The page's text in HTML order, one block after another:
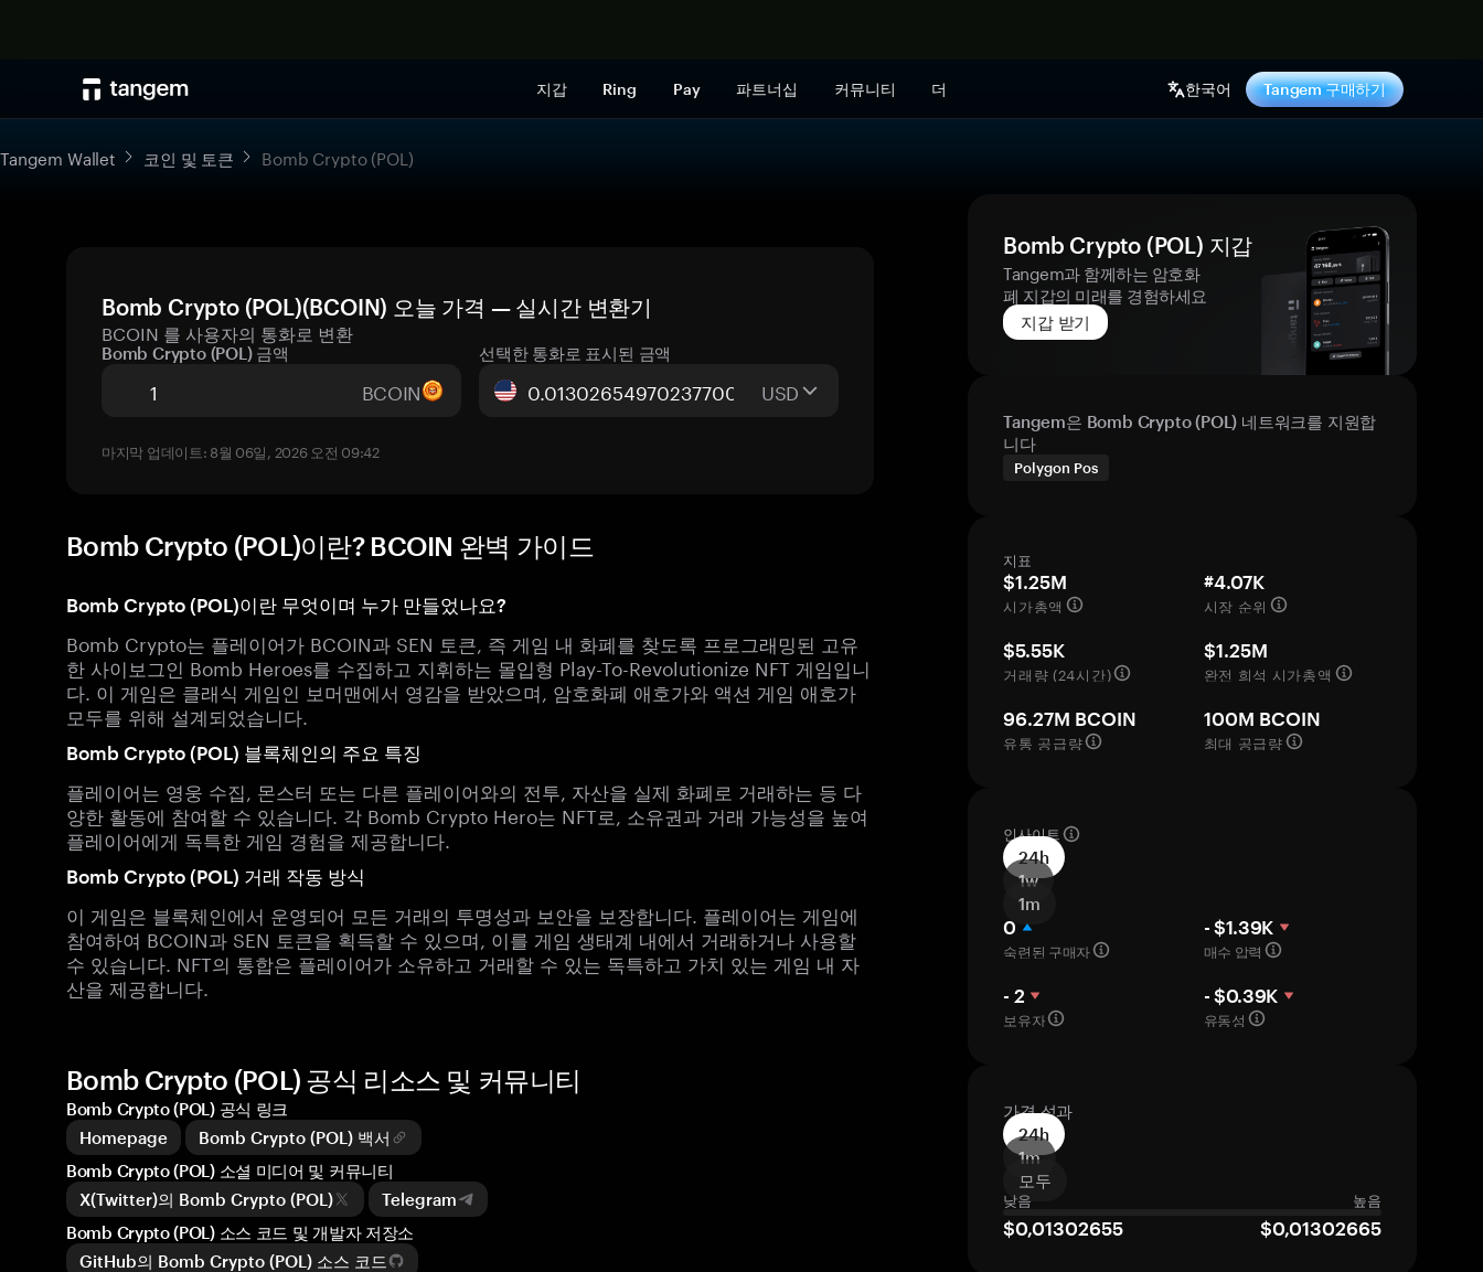
지갑 Ring Pay 파트너십 커뮤니티 더 한국어 Tangem 구매하기
Tangem Wallet 코인 및 토큰 Bomb Crypto (POL)
Bomb Crypto (POL)(BCOIN) 오늘 가격 — 실시간 변환기
BCOIN 를 사용자의 통화로 변환
Bomb Crypto (POL) 금액
BCOIN
선택한 통화로 표시된 금액
USD
마지막 업데이트: 8월 06일, 2026 오전 09:42
Bomb Crypto (POL)이란? BCOIN 완벽 가이드
Bomb Crypto (POL)이란 무엇이며 누가 만들었나요?
Bomb Crypto는 플레이어가 BCOIN과 SEN 토큰, 즉 게임 내 화폐를 찾도록 프로그래밍된 고유
한 사이보그인 Bomb Heroes를 수집하고 지휘하는 몰입형 Play-To-Revolutionize NFT 게임입니
다. 이 게임은 클래식 게임인 보머맨에서 영감을 받았으며, 암호화폐 애호가와 액션 게임 애호가
모두를 위해 설계되었습니다.
Bomb Crypto (POL) 블록체인의 주요 특징
플레이어는 영웅 수집, 몬스터 또는 다른 플레이어와의 전투, 자산을 실제 화폐로 거래하는 등 다
양한 활동에 참여할 수 있습니다. 각 Bomb Crypto Hero는 NFT로, 소유권과 거래 가능성을 높여
플레이어에게 독특한 게임 경험을 제공합니다.
Bomb Crypto (POL) 거래 작동 방식
이 게임은 블록체인에서 운영되어 모든 거래의 투명성과 보안을 보장합니다. 플레이어는 게임에
참여하여 BCOIN과 SEN 토큰을 획득할 수 있으며, 이를 게임 생태계 내에서 거래하거나 사용할
수 있습니다. NFT의 통합은 플레이어가 소유하고 거래할 수 있는 독특하고 가치 있는 게임 내 자
산을 제공합니다.
Bomb Crypto (POL) 지갑
Tangem과 함께하는 암호화
폐 지갑의 미래를 경험하세요
지갑 받기
Tangem은 Bomb Crypto (POL) 네트워크를 지원합
니다
Polygon Pos
지표
$1.25M
시가총액
#4.07K
시장 순위
$5.55K
거래량 (24시간)
$1.25M
완전 희석 시가총액
96.27M BCOIN
유통 공급량
100M BCOIN
최대 공급량
인사이트
24h
1w
1m
0
숙련된 구매자
- $1.39K
매수 압력
- 2
보유자
- $0.39K
유동성
가격 성과
24h
1m
모두
낮음 높음
$0,01302655 $0,01302665
Bomb Crypto (POL) 공식 리소스 및 커뮤니티
Bomb Crypto (POL) 공식 링크
Homepage
Bomb Crypto (POL) 백서
Bomb Crypto (POL) 소셜 미디어 및 커뮤니티
X(Twitter)의 Bomb Crypto (POL)
Telegram
Bomb Crypto (POL) 소스 코드 및 개발자 저장소
GitHub의 Bomb Crypto (POL) 소스 코드